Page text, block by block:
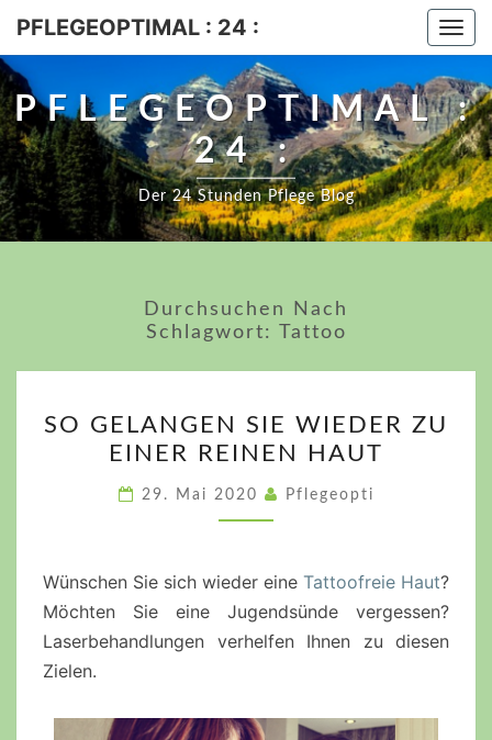
PFLEGEOPTIMAL : 24 :
PFLEGEOPTIMAL :
24 :
Der 24 Stunden Pflege Blog
Durchsuchen Nach
Schlagwort: Tattoo
GELANGEN
SIE
WIEDER
ZU
REINEN
HAUT
SO GELANGEN SIE WIEDER ZU
EINER REINEN HAUT
29. Mai 2020 Pflegeopti
Wünschen Sie sich wieder eine Tattoofreie Haut?
Möchten Sie eine Jugendsünde vergessen?
Laserbehandlungen verhelfen Ihnen zu diesen
Zielen.